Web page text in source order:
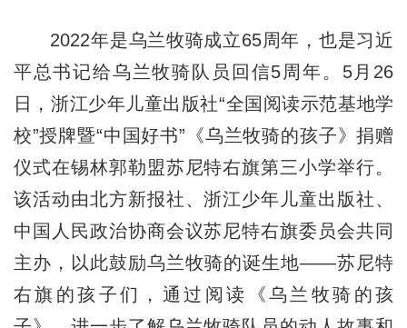
2022年是乌兰牧骑成立65周年，也是习近
平总书记给乌兰牧骑队员回信5周年。5月26
日，浙江少年儿童出版社“全国阅读示范基地学
校”授牌暨“中国好书”《乌兰牧骑的孩子》捐赠
仪式在锡林郭勒盟苏尼特右旗第三小学举行。
该活动由北方新报社、浙江少年儿童出版社、
中国人民政治协商会议苏尼特右旗委员会共同
主办，以此鼓励乌兰牧骑的诞生地——苏尼特
右旗的孩子们，通过阅读《乌兰牧骑的孩